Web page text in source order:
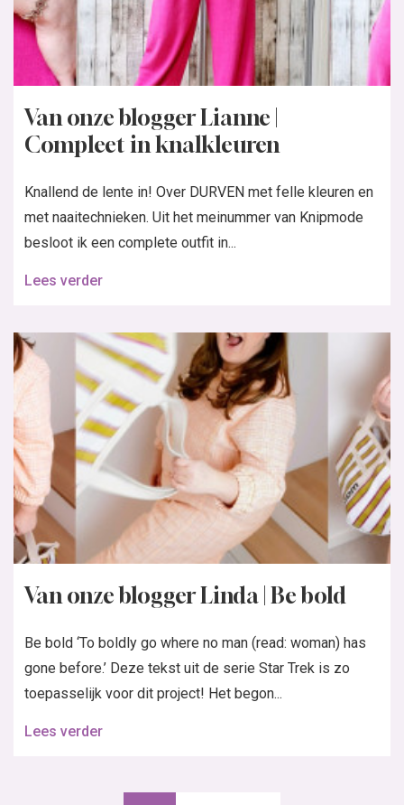
Van onze blogger Lianne |
Compleet in knalkleuren
Knallend de lente in! Over DURVEN met felle kleuren en
met naaitechnieken. Uit het meinummer van Knipmode
besloot ik een complete outfit in...
Lees verder
Van onze blogger Linda | Be bold
Be bold ‘To boldly go where no man (read: woman) has
gone before.’ Deze tekst uit de serie Star Trek is zo
toepasselijk voor dit project! Het begon...
Lees verder